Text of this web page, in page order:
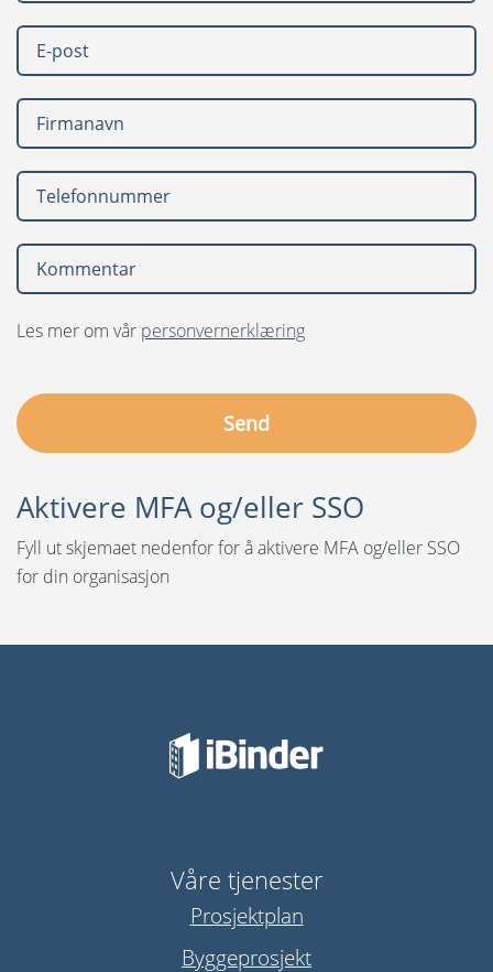
Aktivere MFA og/eller SSO
Fyll ut skjemaet nedenfor for å aktivere MFA og/eller SSO
for din organisasjon
Les mer om vår personvernerklæring
Våre tjenester
Prosjektplan
Byggeprosjekt